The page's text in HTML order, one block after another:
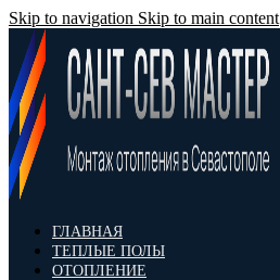
Skip to navigation Skip to main content
ГЛАВНАЯ
ТЕПЛЫЕ ПОЛЫ
ОТОПЛЕНИЕ